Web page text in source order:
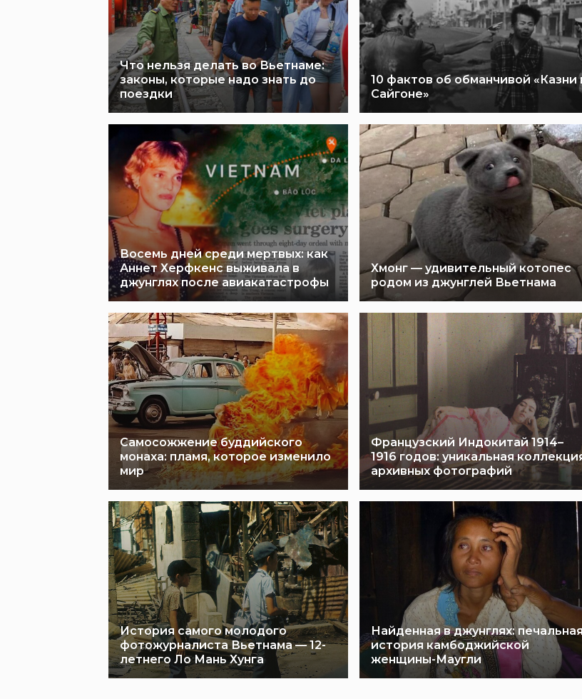
Что нельзя делать во Вьетнаме:
законы, которые надо знать до
поездки
10 фактов об обманчивой «Казни
Сайгоне»
Восемь дней среди мертвых: как
Аннет Херфкенс выживала в
джунглях после авиакатастрофы
Хмонг — удивительный котопес
родом из джунглей Вьетнама
Самосожжение буддийского
монаха: пламя, которое изменило
мир
Французский Индокитай 1914–
1916 годов: уникальная
архивных фотографий
История самого молодого
фотожурналиста Вьетнама — 12-
летнего Ло Мань Хунга
Найденная в джунглях: печальная
история камбоджийской
женщины-Маугли